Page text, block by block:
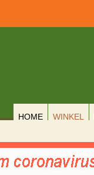
HOME WINKEL